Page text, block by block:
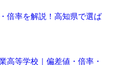
倍率を解説！高知県で選ば
高等学校｜偏差値・倍率・